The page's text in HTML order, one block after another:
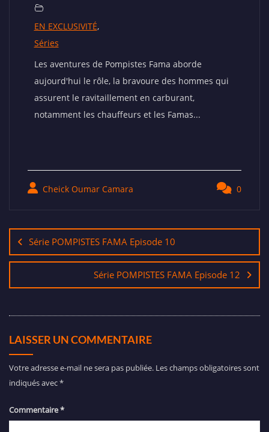
EN EXCLUSIVITÉ,
Séries
Les aventures de Pompistes Fama aborde
aujourd'hui le rôle, la bravoure des hommes qui
assurent le ravitaillement en carburant,
notamment les chauffeurs et les Famas...
Cheick Oumar Camara 0
Série POMPISTES FAMA Episode 10
Série POMPISTES FAMA Episode 12
LAISSER UN COMMENTAIRE
Votre adresse e-mail ne sera pas publiée. Les champs obligatoires sont
indiqués avec*
Commentaire*